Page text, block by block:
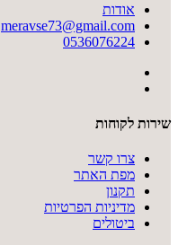
אודות
meravse73@gmail.com
0536076224
שירות לקוחות
צרו קשר
מפת האתר
תקנון
מדיניות הפרטיות
ביטולים